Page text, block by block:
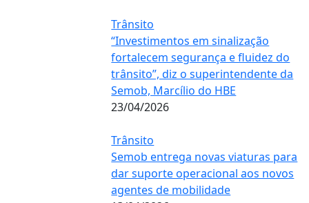
Trânsito
“Investimentos em sinalização
fortalecem segurança e fluidez do
trânsito”, diz o superintendente da
Semob, Marcílio do HBE
23/04/2026
Trânsito
Semob entrega novas viaturas para
dar suporte operacional aos novos
agentes de mobilidade